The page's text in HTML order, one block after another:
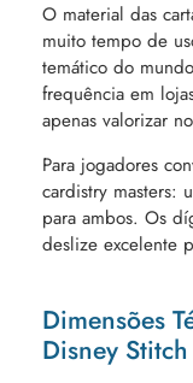
O material das
muito tempo de
temático do
frequência em
apenas valorizar
Para jogadores
cardistry masters:
para ambos. Os
deslize excelente
Dimensões
Disney Stitch